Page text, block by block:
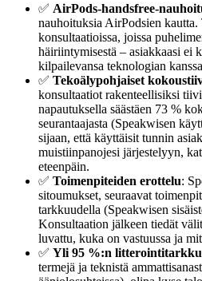
✅ AirPods-handsfree-
nauhoituksia AirPodsien
konsultaatioissa, joissa
häiriintymisestä – asiakkaasi ei
kilpailevansa teknologian
✅ Tekoälypohjaiset
konsultaatiot rakenteellisiksi
napautuksella säästäen 73 %
seurantaajasta (Speakwisen
sijaan, että käyttäisit tunnin
muistiinpanojesi järjestelyyn,
eteenpäin.
✅ Toimenpiteiden erottelu:
sitoumukset, seuraavat
tarkkuudella (Speakwisen
Konsultaation jälkeen tiedät
luvattu, kuka on vastuussa ja
✅ Yli 95 %:n
termejä ja teknistä